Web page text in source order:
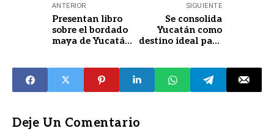
ANTERIOR
Presentan libro
sobre el bordado
maya de Yucatán
SIGUIENTE
Se consolida
Yucatán como
destino ideal para
Deje Un Comentario